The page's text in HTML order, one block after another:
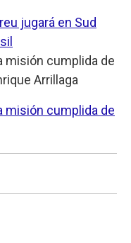
jugará en Sud
misión cumplida de
Arrillaga
misión cumplida de